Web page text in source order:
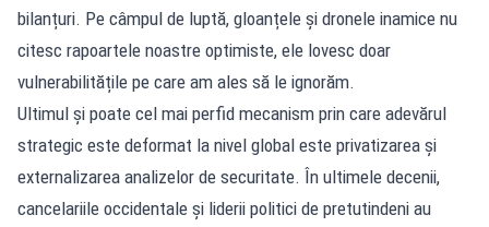
bilanțuri. Pe câmpul de luptă, gloanțele și dronele inamice nu
citesc rapoartele noastre optimiste, ele lovesc doar
vulnerabilitățile pe care am ales să le ignorăm.
Ultimul și poate cel mai perfid mecanism prin care adevărul
strategic este deformat la nivel global este privatizarea și
externalizarea analizelor de securitate. În ultimele decenii,
cancelariile occidentale și liderii politici de pretutindeni au